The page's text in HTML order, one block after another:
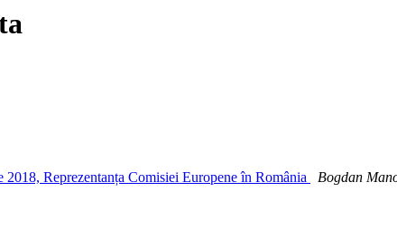
Reprezentanța Comisiei Europene în România
Bogdan